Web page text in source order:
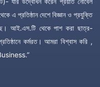
এ প্রতিষ্ঠান দেশে বিজ্ঞান ও প্রযুক্তি
আই.এস.টি থেকে পাশ করা ছাত্র-
কর্মরত। আমরা বিশ্বাস করি ,